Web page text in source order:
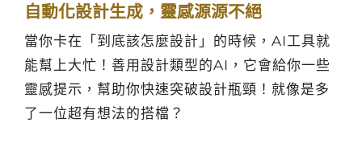
自動化設計生成，靈感源源不絕
當你卡在「到底該怎麼設計」的時候，AI工具就
能幫上大忙！善用設計類型的AI，它會給你一些
靈感提示，幫助你快速突破設計瓶頸！就像是多
了一位超有想法的搭檔？